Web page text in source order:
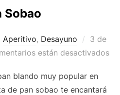
Sobao
Aperitivo, Desayuno
el
3 de
están desactivados
blando muy popular en
de pan sobao te encantará